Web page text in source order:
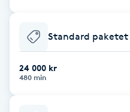
BIAB
Blowout
Standard paketet
24 000 kr
480 min